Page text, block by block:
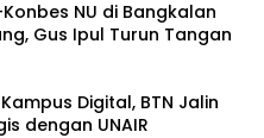
NU di Bangkalan
Gus Ipul Turun Tangan
Digital, BTN Jalin
dengan UNAIR